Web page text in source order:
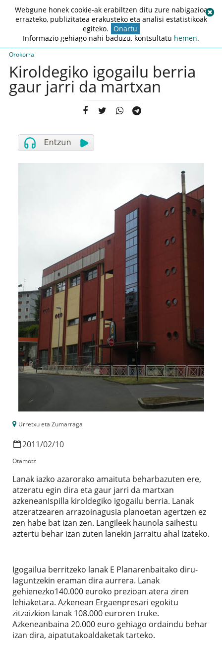
Orokorra
Kiroldegiko igogailu berria
gaur jarri da martxan
Urretxu eta Zumarraga
2011/02/10
Otamotz
Lanak iazko azarorako amaituta beharbazuten ere,
atzeratu egin dira eta gaur jarri da martxan
azkeneanIspilla kiroldegiko igogailu berria. Lanak
atzeratzearen arrazoinagusia planoetan agertzen ez
zen habe bat izan zen. Langileek haunola saihestu
aztertu behar izan zuten lanekin jarraitu ahal izateko.
Igogailua berritzeko lanak E Planarenbaitako diru-
laguntzekin eraman dira aurrera. Lanak
gehienezko140.000 euroko prezioan atera ziren
lehiaketara. Azkenean Ergaenpresari egokitu
zitzaizkion lanak 108.000 euroren truke.
Azkeneanbaina 20.000 euro gehiago ordaindu behar
izan dira, aipatutakoaldaketak tarteko.
Webgune honek cookie-ak erabiltzen ditu zure nabigazioa
errazteko, publizitatea erakusteko eta analisi estatistikoak
egiteko. Onartu
Informazio gehiago nahi baduzu, kontsultatu hemen.